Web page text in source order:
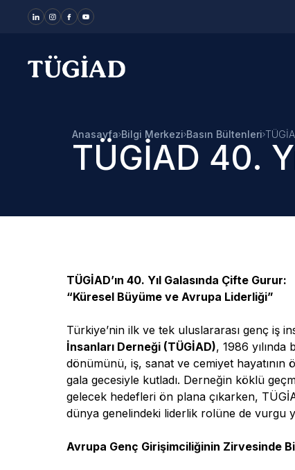
Your Company
Anasayfa Bilgi Merkezi Basın Bültenleri
TÜGİAD 40.
TÜGİAD’ın 40. Yıl Galasında Çifte Gurur:
“Küresel Büyüme ve Avrupa Liderliği”
Türkiye’nin ilk ve tek uluslararası genç iş
İnsanları Derneği (TÜGİAD), 1986
dönümünü, iş, sanat ve cemiyet hayatının
gala gecesiyle kutladı. Derneğin köklü
gelecek hedefleri ön plana çıkarken,
dünya genelindeki liderlik rolüne de vurgu
Avrupa Genç Girişimciliğinin Zirvesinde